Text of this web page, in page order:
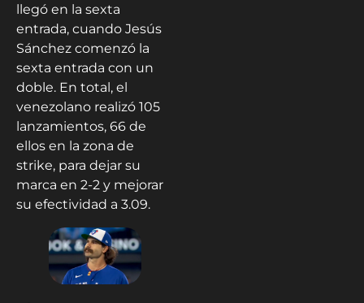
llegó en la sexta
entrada, cuando Jesús
Sánchez comenzó la
sexta entrada con un
doble. En total, el
venezolano realizó 105
lanzamientos, 66 de
ellos en la zona de
strike, para dejar su
marca en 2-2 y mejorar
su efectividad a 3.09.